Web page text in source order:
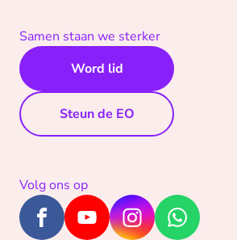
Samen staan we sterker
Word lid
Steun de EO
Volg ons op